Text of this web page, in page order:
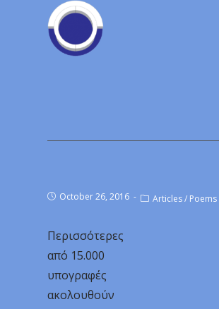
October 26, 2016 Articles/ Poems
Περισσότερες
από 15.000
υπογραφές
ακολουθούν